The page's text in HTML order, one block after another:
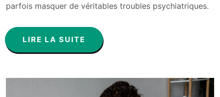
parfois masquer de véritables troubles psychiatriques.
LIRE LA SUITE